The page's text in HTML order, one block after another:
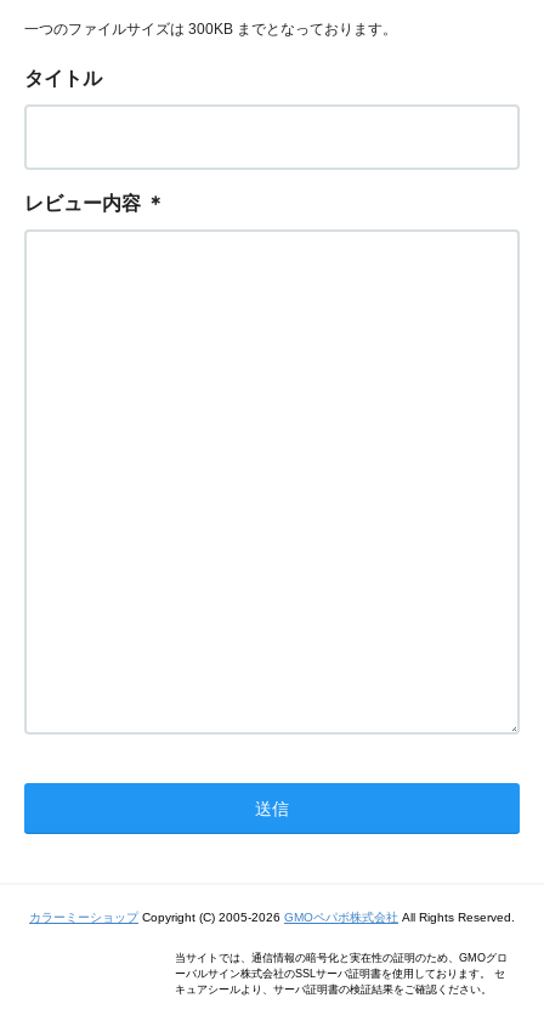
一つのファイルサイズは 300KB までとなっております。
タイトル
レビュー内容 ＊
カラーミーショップCopyright (C) 2005-2026 GMOペパボ株式会社 All Rights Reserved.
当サイトでは、通信情報の暗号化と実在性の証明のため、GMOグロ
ーバルサイン株式会社のSSLサーバ証明書を使用しております。 セ
キュアシールより、サーバ証明書の検証結果をご確認ください。